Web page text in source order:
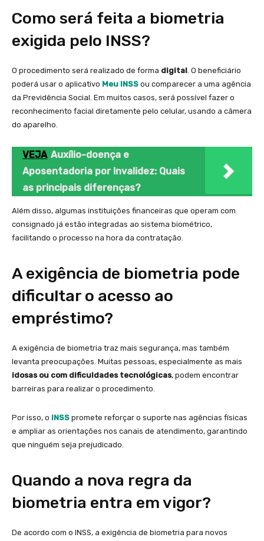
Como será feita a biometria
exigida pelo INSS?
O procedimento será realizado de forma digital. O beneficiário
poderá usar o aplicativo Meu INSS ou comparecer a uma agência
da Previdência Social. Em muitos casos, será possível fazer o
reconhecimento facial diretamente pelo celular, usando a câmera
do aparelho.
VEJA Auxílio-doença e
Aposentadoria por Invalidez: Quais
as principais diferenças?
Além disso, algumas instituições financeiras que operam com
consignado já estão integradas ao sistema biométrico,
facilitando o processo na hora da contratação.
A exigência de biometria pode
dificultar o acesso ao
empréstimo?
A exigência de biometria traz mais segurança, mas também
levanta preocupações. Muitas pessoas, especialmente as mais
idosas ou com dificuldades tecnológicas, podem encontrar
barreiras para realizar o procedimento.
Por isso, o INSS promete reforçar o suporte nas agências físicas
e ampliar as orientações nos canais de atendimento, garantindo
que ninguém seja prejudicado.
Quando a nova regra da
biometria entra em vigor?
De acordo com o INSS, a exigência de biometria para novos